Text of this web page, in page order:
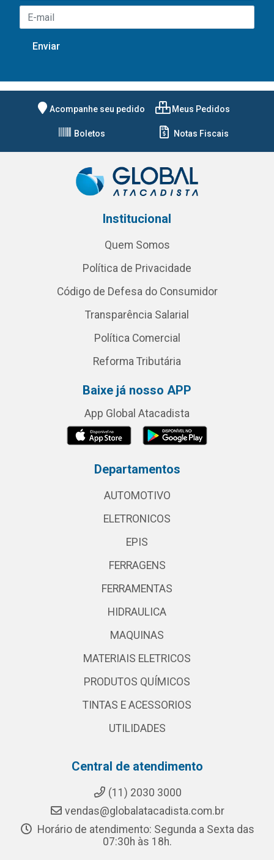
Acompanhe seu pedido Meus Pedidos
Boletos Notas Fiscais
Institucional
Quem Somos
Política de Privacidade
Código de Defesa do Consumidor
Transparência Salarial
Política Comercial
Reforma Tributária
Baixe já nosso APP
App Global Atacadista
Departamentos
AUTOMOTIVO
ELETRONICOS
EPIS
FERRAGENS
FERRAMENTAS
HIDRAULICA
MAQUINAS
MATERIAIS ELETRICOS
PRODUTOS QUÍMICOS
TINTAS E ACESSORIOS
UTILIDADES
Central de atendimento
(11) 2030 3000
vendas@globalatacadista.com.br
Horário de atendimento: Segunda a Sexta das
07:30h às 18h.